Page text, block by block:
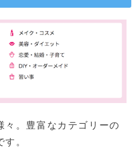
々。豊富なカテゴリーの
。